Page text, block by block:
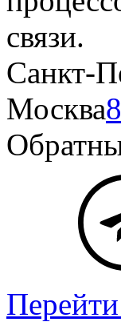
связи.
Санкт-
Москва